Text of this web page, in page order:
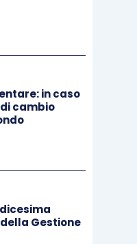
in caso
cambio
Gestione